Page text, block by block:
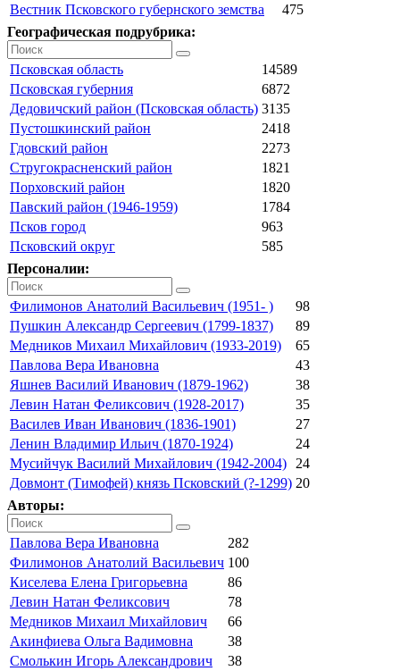
Вестник Псковского губернского земства
475
Географическая подрубрика:
Псковская область
14589
Псковская губерния
6872
Дедовичский район (Псковская область) 3135
Пустошкинский район
2418
Гдовский район
2273
Стругокрасненский район
1821
Порховский район
1820
Павский район (1946-1959)
1784
Псков город
963
Псковский округ
585
Персоналии:
Филимонов Анатолий Васильевич (1951- )
98
Пушкин Александр Сергеевич (1799-1837)
89
Медников Михаил Михайлович (1933-2019)
65
Павлова Вера Ивановна
43
Яшнев Василий Иванович (1879-1962)
38
Левин Натан Феликсович (1928-2017)
35
Василев Иван Иванович (1836-1901)
27
Ленин Владимир Ильич (1870-1924)
24
Мусийчук Василий Михайлович (1942-2004)
24
Довмонт (Тимофей) князь Псковский (?-1299) 20
Авторы:
Павлова Вера Ивановна
282
Филимонов Анатолий Васильевич 100
Киселева Елена Григорьевна
86
Левин Натан Феликсович
78
Медников Михаил Михайлович
66
Акинфиева Ольга Вадимовна
38
Смолькин Игорь Александрович
38